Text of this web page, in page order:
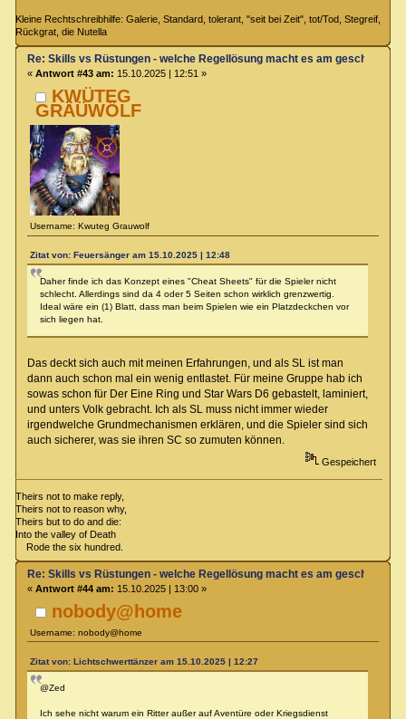
Kleine Rechtschreibhilfe: Galerie, Standard, tolerant, "seit bei Zeit", tot/Tod, Stegreif,
Rückgrat, die Nutella
KWÜTEG
GRÄÜWÖLF
Username: Kwuteg Grauwolf
Re: Skills vs Rüstungen - welche Regellösung macht es am
« Antwort #43 am: 15.10.2025 | 12:51 »
Zitat von: Feuersänger am 15.10.2025 | 12:48
Daher finde ich das Konzept eines "Cheat Sheets" für die Spieler nicht
schlecht. Allerdings sind da 4 oder 5 Seiten schon wirklich grenzwertig.
Ideal wäre ein (1) Blatt, dass man beim Spielen wie ein Platzdeckchen vor
sich liegen hat.
Das deckt sich auch mit meinen Erfahrungen, und als SL ist man
dann auch schon mal ein wenig entlastet. Für meine Gruppe hab ich
sowas schon für Der Eine Ring und Star Wars D6 gebastelt, laminiert,
und unters Volk gebracht. Ich als SL muss nicht immer wieder
irgendwelche Grundmechanismen erklären, und die Spieler sind sich
auch sicherer, was sie ihren SC so zumuten können.
Gespeichert
Theirs not to make reply,
Theirs not to reason why,
Theirs but to do and die:
Into the valley of Death
Rode the six hundred.
nobody@home
Username: nobody@home
Re: Skills vs Rüstungen - welche Regellösung macht es am
« Antwort #44 am: 15.10.2025 | 13:00 »
Zitat von: Lichtschwerttänzer am 15.10.2025 | 12:27
@Zed
Ich sehe nicht warum ein Ritter außer auf Aventüre oder Kriegsdienst